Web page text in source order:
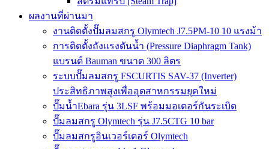
ผลงานที่ผ่านมา
งานติดตั้งปั๊มลมสกรู Olymtech J7.5PM-10 10 แรงม้า
การติดตั้งถังแรงดันน้ำ (Pressure Diaphragm Tank)
แบรนด์ Bauman ขนาด 300 ลิตร
ระบบปั๊มลมสกรู FSCURTIS SAV-37 (Inverter)
ประสิทธิภาพสูงเพื่ออุตสาหกรรมยุคใหม่
ปั๊มน้ำEbara รุ่น 3LSF พร้อมมอเตอร์กันระเบิด
ปั๊มลมสกรู Olymtech รุ่น J7.5CTG 10 bar
ปั๊มลมสกรูอินเวอร์เตอร์ Olymtech